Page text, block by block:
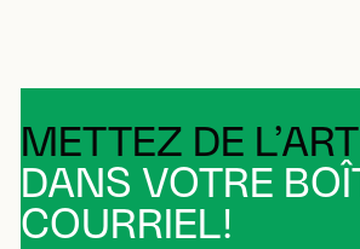
METTEZ DE L’ART
DANS VOTRE
COURRIEL!